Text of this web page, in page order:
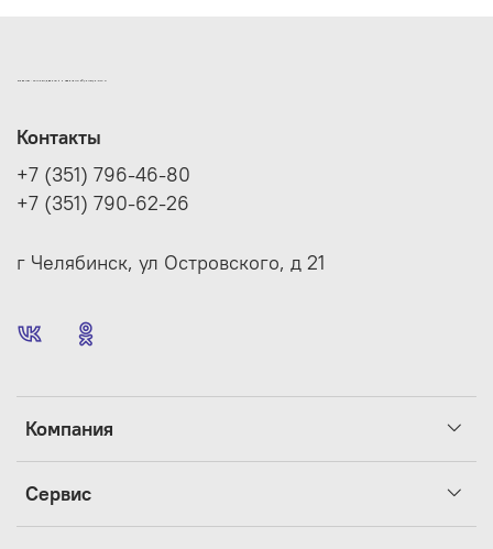
ИНТЕРНЕТ-МАГАЗИН ДВЕРНОЙ И МЕБЕЛЬНОЙ ФУРНИТУРЫ САМ
Компания
Сервис
Контакты
+7 (351) 796-46-80
+7 (351) 790-62-26
г Челябинск, ул Островского, д 21